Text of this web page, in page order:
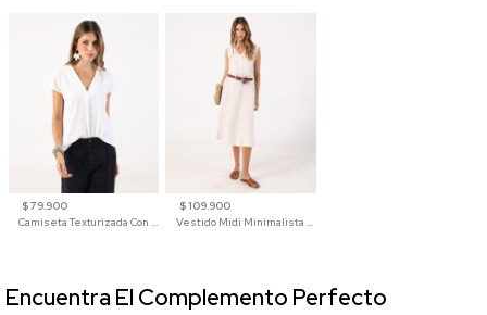
$ 79.900
Camiseta Texturizada Con Cuello En V Para Mujer
$ 109.900
Vestido Midi Minimalista De Silueta Amplia
Encuentra El Complemento Perfecto